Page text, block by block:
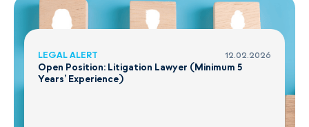
LEGAL ALERT 12.02.2026
Open Position: Litigation Lawyer (Minimum 5
Years’ Experience)